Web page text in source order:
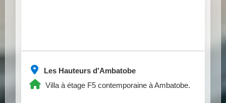
Les Hauteurs d'Ambatobe
Villa à étage F5 contemporaine à Ambatobe.